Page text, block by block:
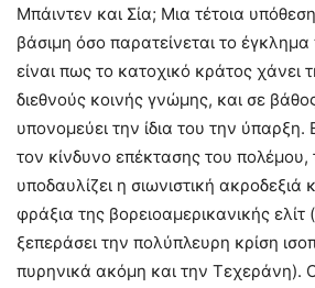
Μπάιντεν και Σία; Μια τέτοια
βάσιμη όσο παρατείνεται το
είναι πως το κατοχικό κράτος χάνει
διεθνούς κοινής γνώμης, και σε
υπονομεύει την ίδια του την ύπαρξη.
τον κίνδυνο επέκτασης του πολέμου,
υποδαυλίζει η σιωνιστική
φράξια της βορειοαμερικανικής ελίτ
ξεπεράσει την πολύπλευρη κρίση
πυρηνικά ακόμη και την Τεχεράνη).